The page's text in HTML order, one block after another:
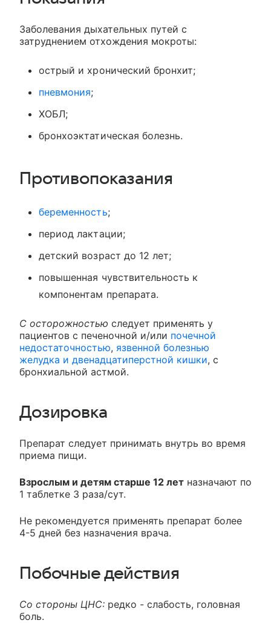
Заболевания дыхательных путей с
затруднением отхождения мокроты:
острый и хронический бронхит;
пневмония;
ХОБЛ;
бронхоэктатическая болезнь.
Противопоказания
беременность;
период лактации;
детский возраст до 12 лет;
повышенная чувствительность к
компонентам препарата.
С осторожностью следует применять у
пациентов с печеночной и/или почечной
недостаточностью, язвенной болезнью
желудка и двенадцатиперстной кишки, с
бронхиальной астмой.
Дозировка
Препарат следует принимать внутрь во время
приема пищи.
Взрослым и детям старше 12 лет назначают по
1 таблетке 3 раза/сут.
Не рекомендуется применять препарат более
4-5 дней без назначения врача.
Побочные действия
Со стороны ЦНС: редко - слабость, головная
боль.